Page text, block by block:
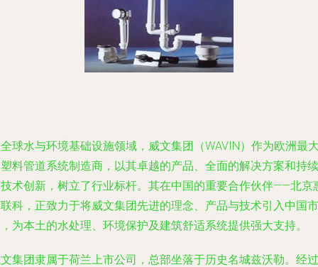
球水与环境基础设施领域，威文集团（WAVIN）作为欧洲最
料管道系统制造商，以其卓越的产品、全面的解决方案和持续
术创新，树立了行业标杆。其在中国的重要合作伙伴——北京
科，正致力于将威文集团先进的理念、产品与技术引入中国市
为本土的水处理、环境保护及建筑舒适系统提供强大支持。
集团隶属于荷兰上市公司，总部坐落于历史名城兹沃勒。经过